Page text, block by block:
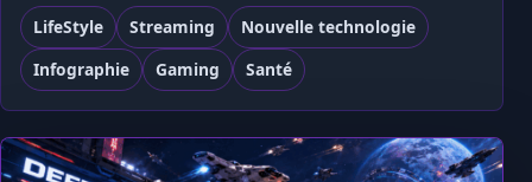
LifeStyle Streaming
Nouvelle technologie
Infographie
Gaming Santé